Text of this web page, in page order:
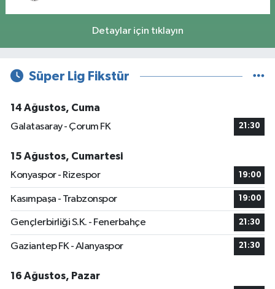
Detaylar için tıklayın
Süper Lig Fikstür
14 Ağustos, Cuma
Galatasaray - Çorum FK
21:30
15 Ağustos, Cumartesi
Konyaspor - Rizespor
19:00
Kasımpaşa - Trabzonspor 19:00
Gençlerbirliği S.K. - Fenerbahçe 21:30
Gaziantep FK - Alanyaspor 21:30
16 Ağustos, Pazar